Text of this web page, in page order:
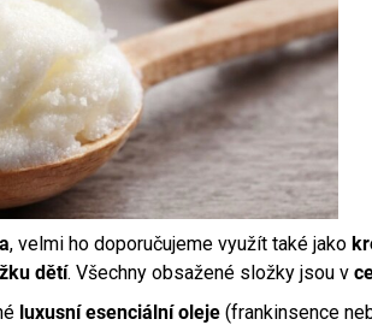
, velmi ho doporučujeme využít také jako
dětí. Všechny obsažené složky jsou v
luxusní esenciální oleje (frankinsence